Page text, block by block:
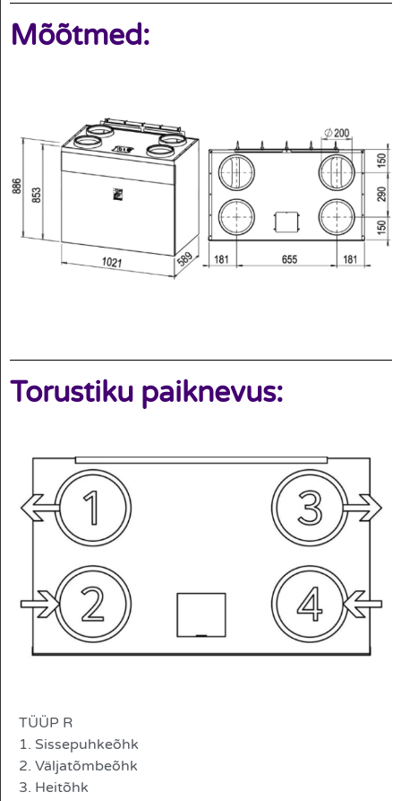
Mõõtmed:
Torustiku paiknevus:
TÜÜP R
1. Sissepuhkeõhk
2. Väljatõmbeõhk
3. Heitõhk